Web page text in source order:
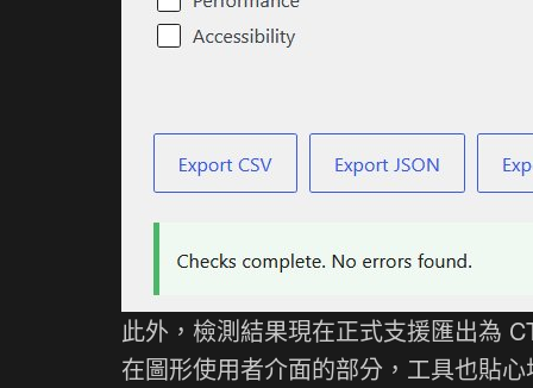
此外，檢測結果現在正式支援匯出為
在圖形使用者介面的部分，工具也貼